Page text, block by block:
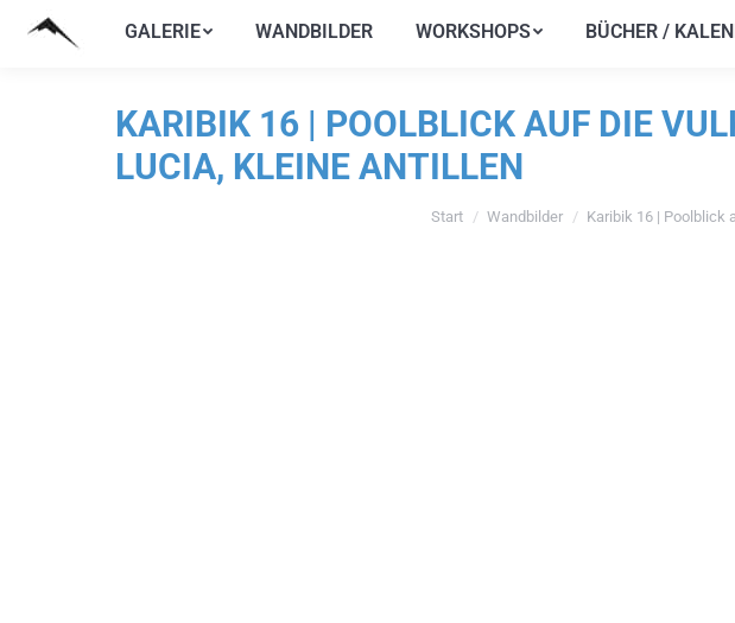
GALERIE WANDBILDER WORKSHOPS BÜCHER /
KARIBIK 16 | POOLBLICK AUF DIE
LUCIA, KLEINE ANTILLEN
Sie befinden sich hier:
Start Wandbilder Karibik 16 | Poolblick
GALERIE WANDBILDER WORKSHOPS BÜCHER /